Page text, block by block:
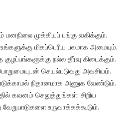
முக்கியப் பங்கு வகிக்கும்.
மிகப்பெரிய பலமாக அமையும்.
நல்ல தீர்வு கிடைக்கும்.
செயல்படுவது அவசியம்.
நிதானமாக அணுக வேண்டும்.
கவனம் செலுத்துங்கள்; சிறிய
உருவாக்கக்கூடும்.